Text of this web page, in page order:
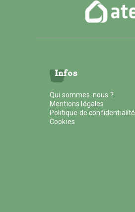
Infos
Qui sommes-nous ?
Mentions légales
Politique de confidentialité
Cookies